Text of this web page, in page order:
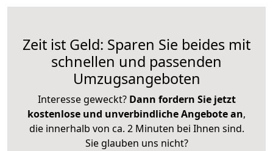
Zeit ist Geld: Sparen Sie beides mit
schnellen und passenden
Umzugsangeboten
Interesse geweckt? Dann fordern Sie jetzt
kostenlose und unverbindliche Angebote an,
die innerhalb von ca. 2 Minuten bei Ihnen sind.
Sie glauben uns nicht?